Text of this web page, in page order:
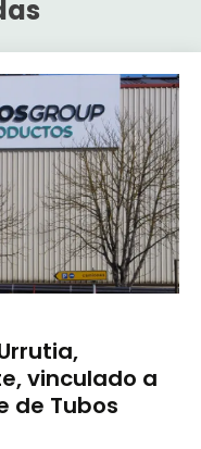
vinculado a
de Tubos